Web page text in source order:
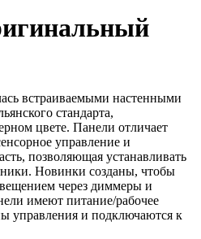
встраиваемыми настенными
стандарта,
цвете. Панели отличает
управление и
позволяющая устанавливать
Новинки созданы, чтобы
через диммеры и
имеют питание/рабочее
управления и подключаются к